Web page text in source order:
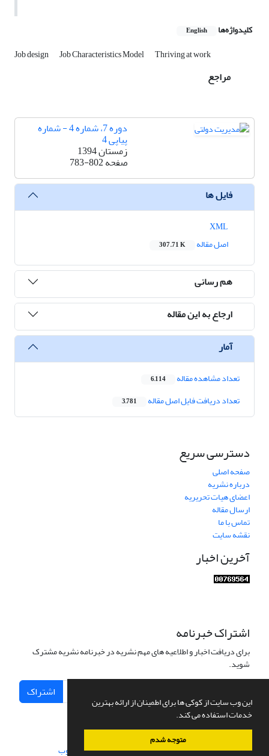
این وب سایت از کوکی ها برای اطمینان از ارائه بهترین
خدمات استفاده می کند.
متوجه شدم
کلیدواژه‌ها English
Job design Job Characteristics Model Thriving at work
مراجع
دوره 7، شماره 4 - شماره
پیاپی 4
زمستان 1394
صفحه783-802
فایل ها
اصل مقاله
307.71 K
هم رسانی
ارجاع به این مقاله
آمار
تعداد مشاهده مقاله 6,114
تعداد دریافت فایل اصل مقاله 3,781
دسترسی سریع
صفحه اصلی
درباره نشریه
اعضای هیات تحریریه
ارسال مقاله
تماس با ما
نقشه سایت
آخرین اخبار
اشتراک خبرنامه
برای دریافت اخبار و اطلاعیه های مهم نشریه در خبرنامه نشریه مشترک
شوید.
اشتراک
سامانه مدیریت نشریات علمی.طراحی و پیاده سازی از سیناوب